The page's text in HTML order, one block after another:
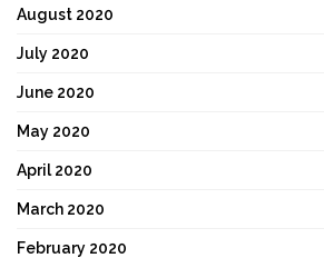
August 2020
July 2020
June 2020
May 2020
April 2020
March 2020
February 2020